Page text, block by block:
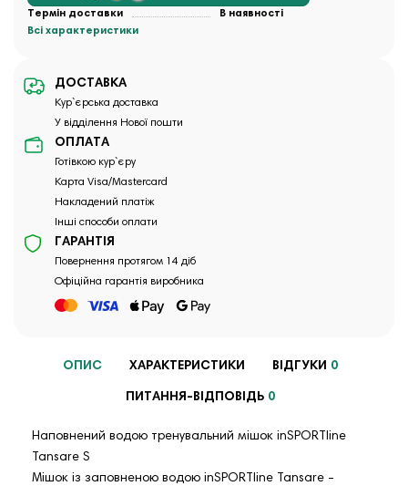
Термін доставки
В наявності
Всі характеристики
ДОСТАВКА
Кур`єрська доставка
У відділення Нової пошти
ОПЛАТА
Готівкою кур`єру
Карта Visa/Mastercard
Накладений платіж
Інші способи оплати
ГАРАНТІЯ
Повернення протягом 14 діб
Офіційна гарантія виробника
ОПИС ХАРАКТЕРИСТИКИ ВІДГУКИ 0
ПИТАННЯ-ВІДПОВІДЬ 0
Наповнений водою тренувальний мішок inSPORTline
Tansare S
Мішок із заповненою водою inSPORTline Tansare -